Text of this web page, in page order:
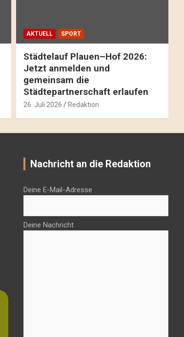
AKTUELL SPORT
Städtelauf Plauen–Hof 2026:
Jetzt anmelden und
gemeinsam die
Städtepartnerschaft erlaufen
26. Juli 2026 Redaktion
Nachricht an die Redaktion
Deine E-Mail-Adresse
Deine Nachricht